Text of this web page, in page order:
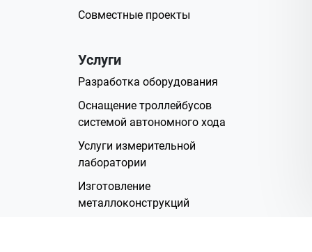
Совместные проекты
Услуги
Разработка оборудования
Оснащение троллейбусов
системой автономного хода
Услуги измерительной
лаборатории
Изготовление
металлоконструкций